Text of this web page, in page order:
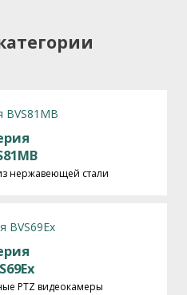
нержавеющей стали
PTZ видеокамеры